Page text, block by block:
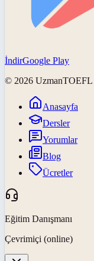
İndirGoogle Play
© 2026 UzmanTOEFL
Anasayfa
Dersler
Yorumlar
Blog
Ücretler
Eğitim Danışmanı
Çevrimiçi (online)